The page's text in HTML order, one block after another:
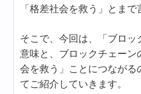
「格差社会を救う」とまで
そこで、今回は、「ブロッ
意味と、ブロックチェーン
会を救う」ことにつながる
てご紹介していきます。